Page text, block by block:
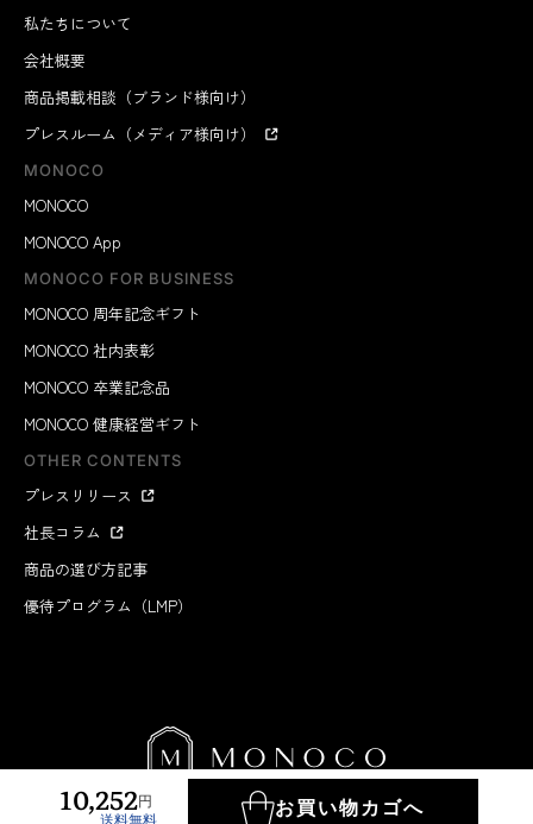
10,252円
送料無料
お買い物カゴへ
私たちについて
会社概要
商品掲載相談（ブランド様向け）
プレスルーム（メディア様向け）
MONOCO
MONOCO
MONOCO App
MONOCO FOR BUSINESS
MONOCO 周年記念ギフト
MONOCO 社内表彰
MONOCO 卒業記念品
MONOCO 健康経営ギフト
OTHER CONTENTS
プレスリリース
社長コラム
商品の選び方記事
優待プログラム（LMP）